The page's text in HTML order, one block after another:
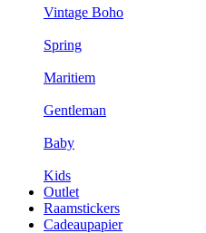
Vintage Boho
Spring
Maritiem
Gentleman
Baby
Kids
Outlet
Raamstickers
Cadeaupapier